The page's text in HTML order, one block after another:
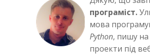
програміст.
мова
Python, пишу на
проекти під